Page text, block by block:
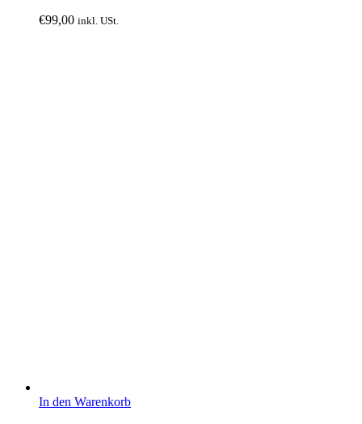
€99,00 inkl. USt.
In den Warenkorb